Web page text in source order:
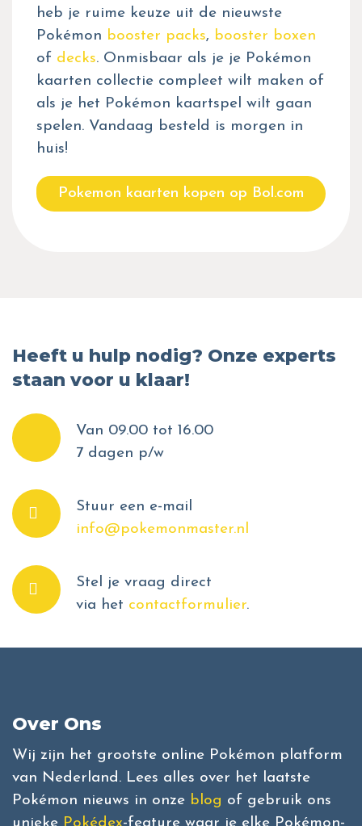
heb je ruime keuze uit de nieuwste
Pokémon booster packs, booster boxen
of decks. Onmisbaar als je je Pokémon
kaarten collectie compleet wilt maken of
als je het Pokémon kaartspel wilt gaan
spelen. Vandaag besteld is morgen in
huis!
Pokemon kaarten kopen op Bol.com
Heeft u hulp nodig? Onze experts
staan voor u klaar!
Van 09.00 tot 16.00
7 dagen p/w
Stuur een e-mail
info@pokemonmaster.nl
Stel je vraag direct
via het contactformulier.
Over Ons
Wij zijn het grootste online Pokémon platform
van Nederland. Lees alles over het laatste
Pokémon nieuws in onze blog of gebruik ons